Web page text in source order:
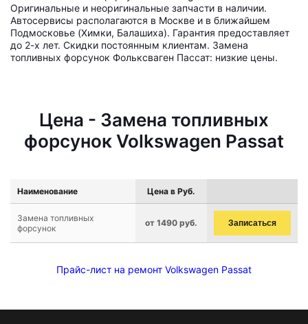
Оригинальные и неоригинальные запчасти в наличии.
Автосервисы располагаются в Москве и в ближайшем
Подмосковье (Химки, Балашиха). Гарантия предоставляет
до 2-х лет. Скидки постоянным клиентам. Замена
топливных форсунок Фольксваген Пассат: низкие цены.
Цена - Замена топливных
форсунок Volkswagen Passat
Наименование Цена в Руб.
Замена топливных
форсунок
от 1490 руб. Записаться
Прайс-лист на ремонт Volkswagen Passat